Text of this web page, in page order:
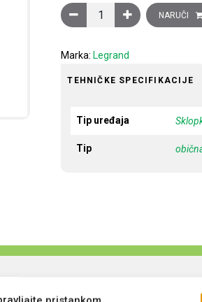
Sklopka Clasia, 16A, 1
NARUČI
Marka: Legrand
TEHNIČKE SPECIFIKACIJE
Tip uređaja
Tip